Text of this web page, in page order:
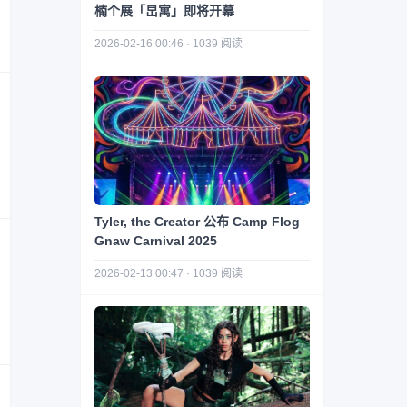
楠个展「旵寓」即将开幕
2026-02-16 00:46 · 1039 阅读
Tyler, the Creator 公布 Camp Flog
Gnaw Carnival 2025
2026-02-13 00:47 · 1039 阅读